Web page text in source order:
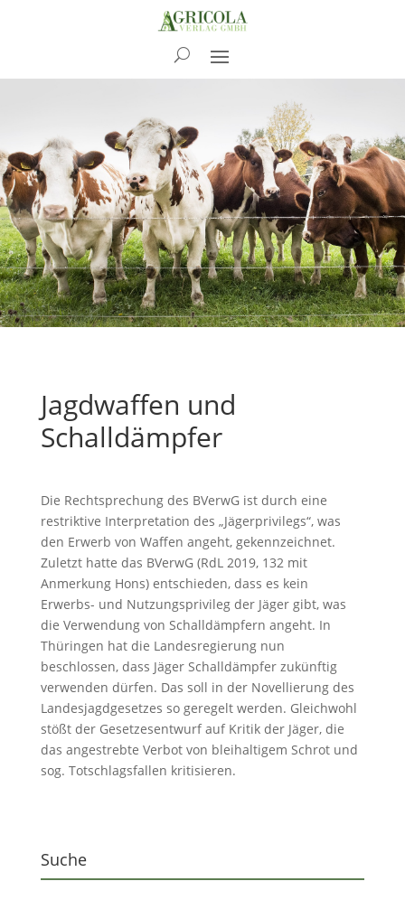
News
Jagdwaffen und
Schalldämpfer
Die Rechtsprechung des BVerwG ist durch eine
restriktive Interpretation des „Jägerprivilegs“, was
den Erwerb von Waffen angeht, gekennzeichnet.
Zuletzt hatte das BVerwG (RdL 2019, 132 mit
Anmerkung Hons) entschieden, dass es kein
Erwerbs- und Nutzungsprivileg der Jäger gibt, was
die Verwendung von Schalldämpfern angeht. In
Thüringen hat die Landesregierung nun
beschlossen, dass Jäger Schalldämpfer zukünftig
verwenden dürfen. Das soll in der Novellierung des
Landesjagdgesetzes so geregelt werden. Gleichwohl
stößt der Gesetzesentwurf auf Kritik der Jäger, die
das angestrebte Verbot von bleihaltigem Schrot und
sog. Totschlagsfallen kritisieren.
Suche